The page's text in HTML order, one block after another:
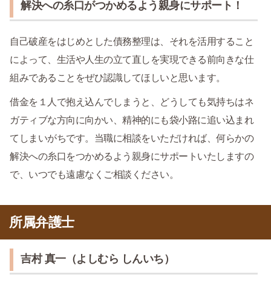
解決への糸口がつかめるよう親身にサポート！
自己破産をはじめとした債務整理は、それを活用すること
によって、生活や人生の立て直しを実現できる前向きな仕
組みであることをぜひ認識してほしいと思います。
借金を１人で抱え込んでしまうと、どうしても気持ちはネ
ガティブな方向に向かい、精神的にも袋小路に追い込まれ
てしまいがちです。当職に相談をいただければ、何らかの
解決への糸口をつかめるよう親身にサポートいたしますの
で、いつでも遠慮なくご相談ください。
所属弁護士
吉村 真一（よしむら しんいち）